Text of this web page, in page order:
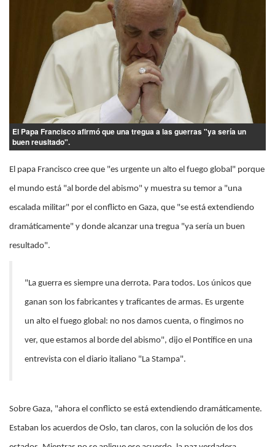
El Papa Francisco afirmó que una tregua a las guerras "ya sería un
buen reusltado".
El papa Francisco cree que "es urgente un alto el fuego global" porque
el mundo está "al borde del abismo" y muestra su temor a "una
escalada militar" por el conflicto en Gaza, que "se está extendiendo
dramáticamente" y donde alcanzar una tregua "ya sería un buen
resultado".
"La guerra es siempre una derrota. Para todos. Los únicos que
ganan son los fabricantes y traficantes de armas. Es urgente
un alto el fuego global: no nos damos cuenta, o fingimos no
ver, que estamos al borde del abismo", dijo el Pontífice en una
entrevista con el diario italiano "La Stampa".
Sobre Gaza, "ahora el conflicto se está extendiendo dramáticamente.
Estaban los acuerdos de Oslo, tan claros, con la solución de los dos